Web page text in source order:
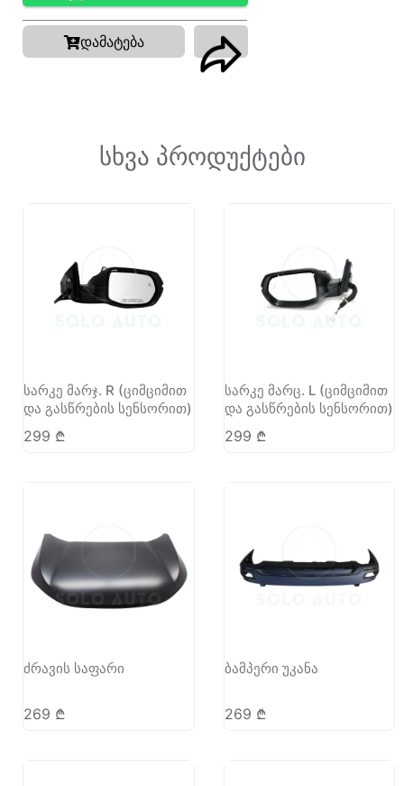
დამატება
სხვა პროდუქტები
სარკე მარჯ. R (ციმციმით
და გასწრების სენსორით)
299 ₾
სარკე მარც. L (ციმციმით
და გასწრების სენსორით)
299 ₾
ძრავის საფარი
269 ₾
ბამპერი უკანა
269 ₾